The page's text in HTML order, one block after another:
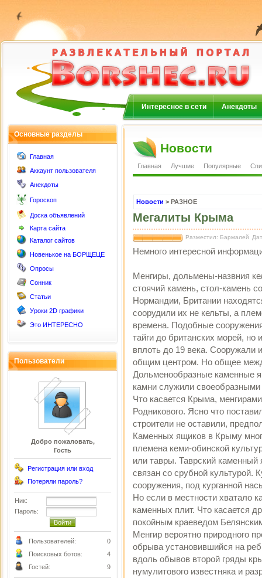
Интересное в сети Анекдоты
Основные разделы
Главная
Аккаунт пользователя
Анекдоты
Гороскоп
Доска объявлений
Карта сайта
Каталог сайтов
Новенькое на БОРЩЕЦЕ
Опросы
Сонник
Статьи
Уроки 2D графики
Это ИНТЕРЕСНО
Пользователи
Добро пожаловать,
Гость
Регистрация или вход
Потеряли пароль?
Ник:
Пароль:
Пользователей:
0
Поисковых ботов:
4
Гостей:
9
Новости
Главная Лучшие Популярные
Новости > РАЗНОЕ
Мегалиты Крыма
Разместил: Бармалей
Немного интересной
Менгиры, дольмены-назвния
стоячий камень, стол-камень
Нормандии, Британии
соорудили их не кельты, а
времена. Подобные
тайги до британских морей, но
вплоть до 19 века. Сооружали
общим центром. Но общее
Дольменообразные каменные
камни служили
Что касается Крыма,
Родникового. Ясно что
строители не оставили,
Каменных ящиков в Крыму
племена кеми-обинской
или тавры. Таврский каменный
связан со срубной культурой.
сооружения, под курганной
Но если в местности хватало
каменных плит. Что касается
покойным краеведом
Менгир вероятно природного
обрыва установившийся на
вдоль обывов второй гряды
нумулитового известняка и